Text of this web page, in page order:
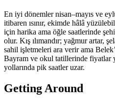
En iyi dönemler nisan–mayıs ve
itibaren ısınır, ekimde hâlâ
için harika ama öğle saatlerinde
olur. Kış ılımandır; yağmur artar,
sahil işletmeleri ara verir ama
Bayram ve okul tatillerinde fiyatlar
yollarında pik saatler uzar.
Getting Around